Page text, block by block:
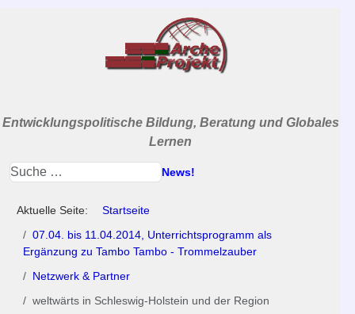
Entwicklungspolitische Bildung, Beratung und Globales
Lernen
News!
Aktuelle Seite:
Startseite
07.04. bis 11.04.2014, Unterrichtsprogramm als
Ergänzung zu Tambo Tambo - Trommelzauber
Netzwerk & Partner
weltwärts in Schleswig-Holstein und der Region